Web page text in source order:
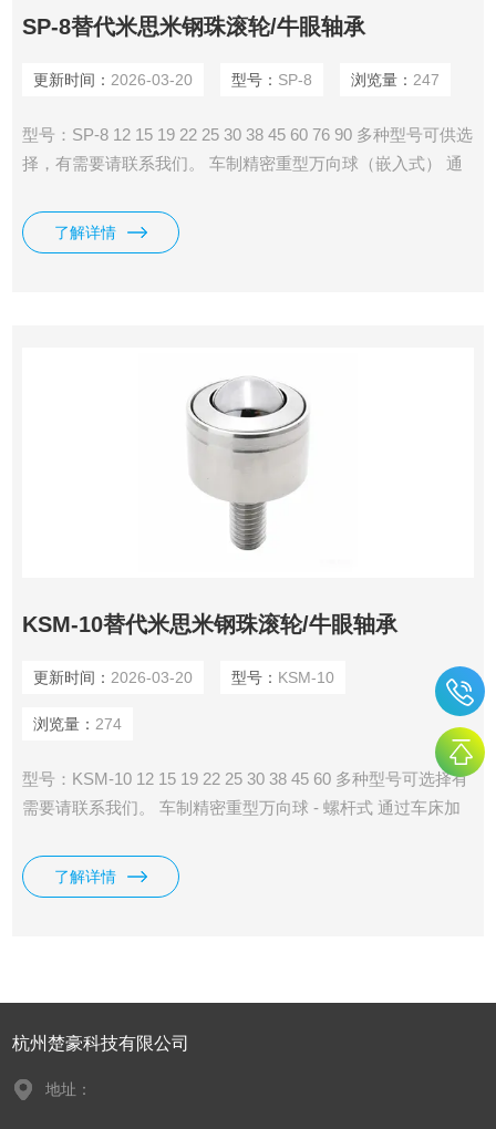
SP-8替代米思米钢珠滚轮/牛眼轴承
更新时间： 2026-03-20 型号： SP-8 浏览量： 247
型号：SP-8 12 15 19 22 25 30 38 45 60 76 90 多种型号可供选
择，有需要请联系我们。 车制精密重型万向球（嵌入式） 通
设备、自动化产线、模具等重载场景； “嵌入式”指底部为圆柱
形基座，需在被安装件上钻孔后压入或敲入固定，顶部球头外
了解详情
KSM-10替代米思米钢珠滚轮/牛眼轴承
更新时间： 2026-03-20 型号： KSM-10
浏览量： 274
型号：KSM-10 12 15 19 22 25 30 38 45 60 多种型号可选择有
需要请联系我们。 车制精密重型万向球 - 螺杆式 通过车床加
传送带、模具、自动化产线等重载场景； “螺杆式”指底部为外
螺纹杆，用于旋入基座或支架固定； 万向球结构允许在多个
了解详情
杭州楚豪科技有限公司
地址：